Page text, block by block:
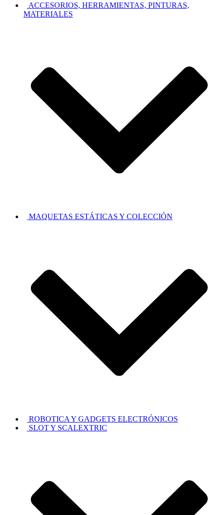
ACCESORIOS, HERRAMIENTAS, PINTURAS,
MATERIALES
MAQUETAS ESTÁTICAS Y COLECCIÓN
ROBOTICA Y GADGETS ELECTRÓNICOS
SLOT Y SCALEXTRIC